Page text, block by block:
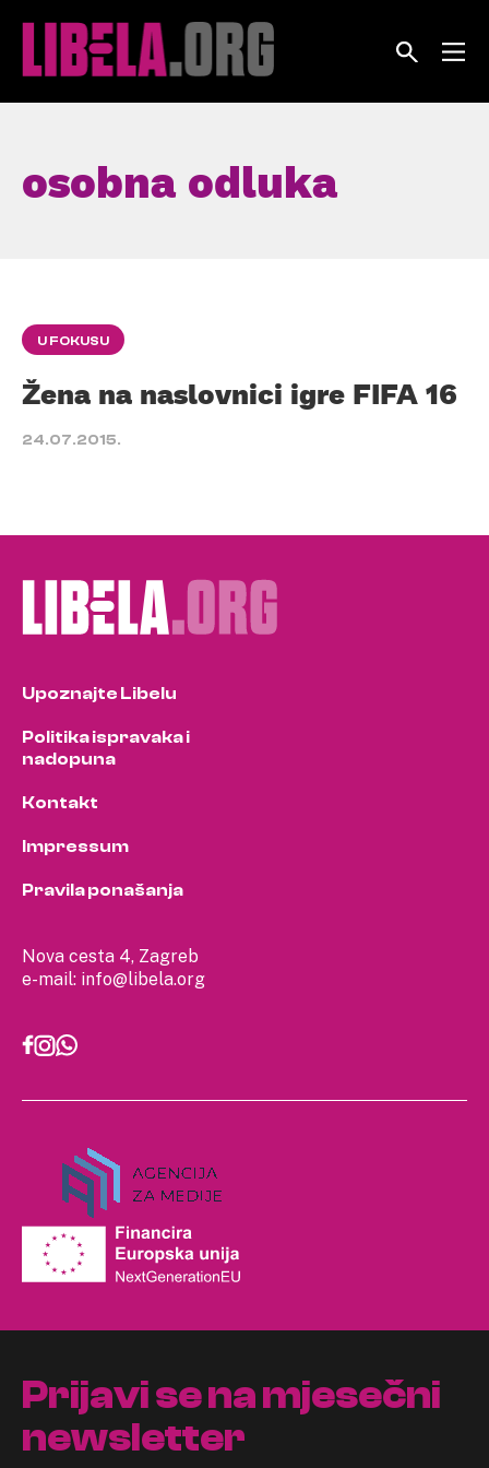
osobna odluka
U FOKUSU
Žena na naslovnici igre FIFA 16
24.07.2015.
Nova cesta 4, Zagreb
e-mail: info@libela.org
Upoznajte Libelu
Politika ispravaka i
nadopuna
Kontakt
Impressum
Pravila ponašanja
Prijavi se na mjesečni
newsletter